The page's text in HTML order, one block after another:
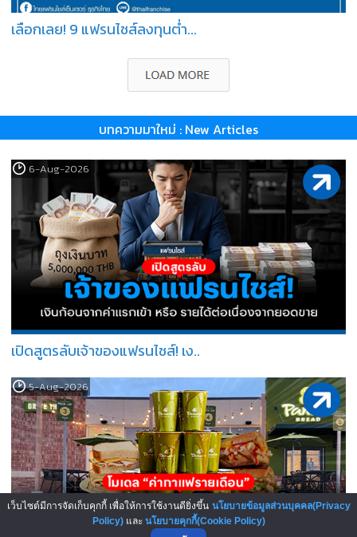
เลือกเลย! 9 แฟรนไชส์ลงทุนต่ำ...
บทความมาใหม่ : New Articles
6-Aug-2026
เปิดสูตรลับเจ้าของแฟรนไชส์! เง..
5-Aug-2026
เว็บไซต์มีการจัดเก็บคุกกี้ เพื่อให้การใช้งานดียิ่งขึ้น นโยบายข้อมูลส่วนบุคคล(Privacy
Policy)และ นโยบายคุกกี้(Cookie Policy)